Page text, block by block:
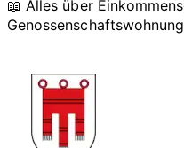
📖 Alles über